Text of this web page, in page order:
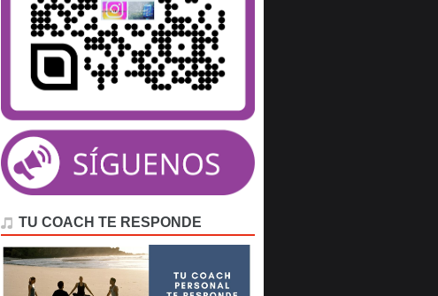
TU COACH TE RESPONDE